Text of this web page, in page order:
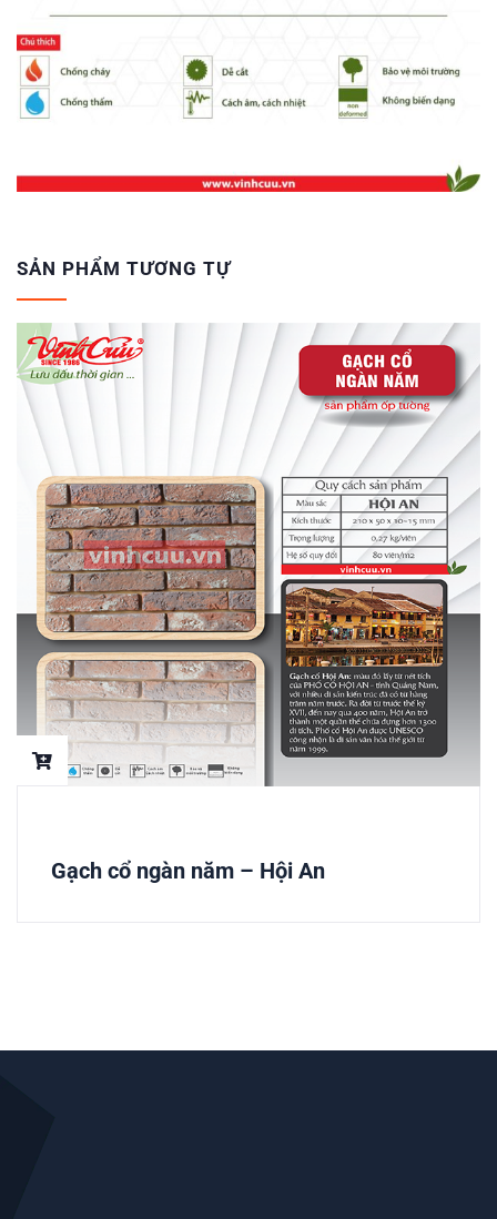
SẢN PHẨM TƯƠNG TỰ
Gạch cổ ngàn năm – Hội An